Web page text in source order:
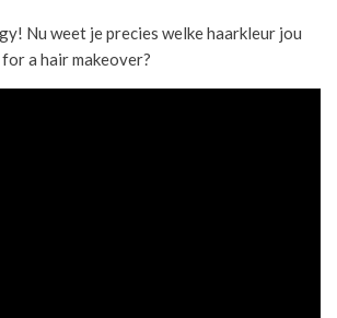
Nu weet je precies welke haarkleur jou
a hair makeover?